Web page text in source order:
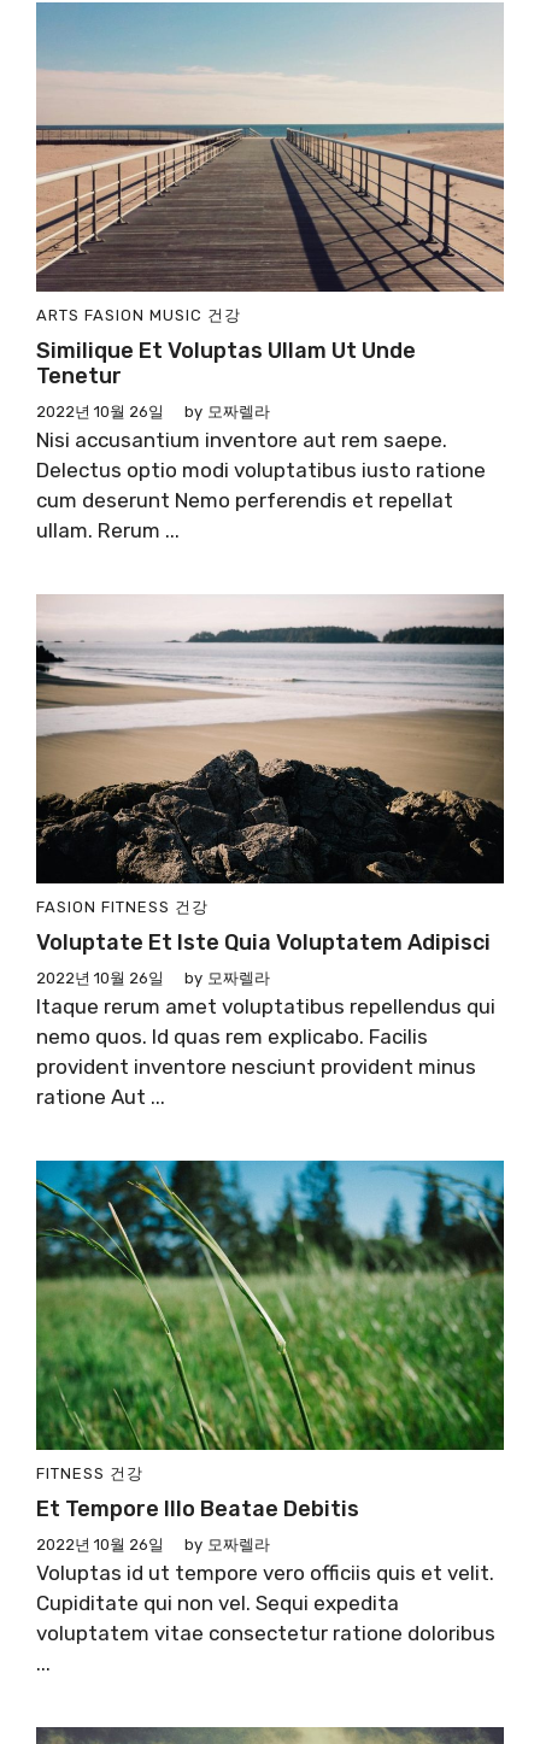
ARTS FASION MUSIC 건강
Similique Et Voluptas Ullam Ut Unde
Tenetur
2022년 10월 26일 by 모짜렐라
Nisi accusantium inventore aut rem saepe.
Delectus optio modi voluptatibus iusto ratione
cum deserunt Nemo perferendis et repellat
ullam. Rerum ...
FASION FITNESS 건강
Voluptate Et Iste Quia Voluptatem Adipisci
2022년 10월 26일 by 모짜렐라
Itaque rerum amet voluptatibus repellendus qui
nemo quos. Id quas rem explicabo. Facilis
provident inventore nesciunt provident minus
ratione Aut ...
FITNESS 건강
Et Tempore Illo Beatae Debitis
2022년 10월 26일 by 모짜렐라
Voluptas id ut tempore vero officiis quis et velit.
Cupiditate qui non vel. Sequi expedita
voluptatem vitae consectetur ratione doloribus
...